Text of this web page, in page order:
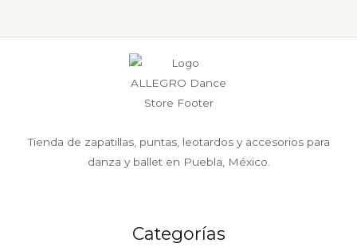
página
página
producto
Tienda de zapatillas, puntas, leotardos y accesorios para
danza y ballet en Puebla, México.
Categorías